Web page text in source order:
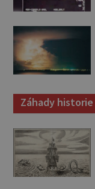
Záhady historie